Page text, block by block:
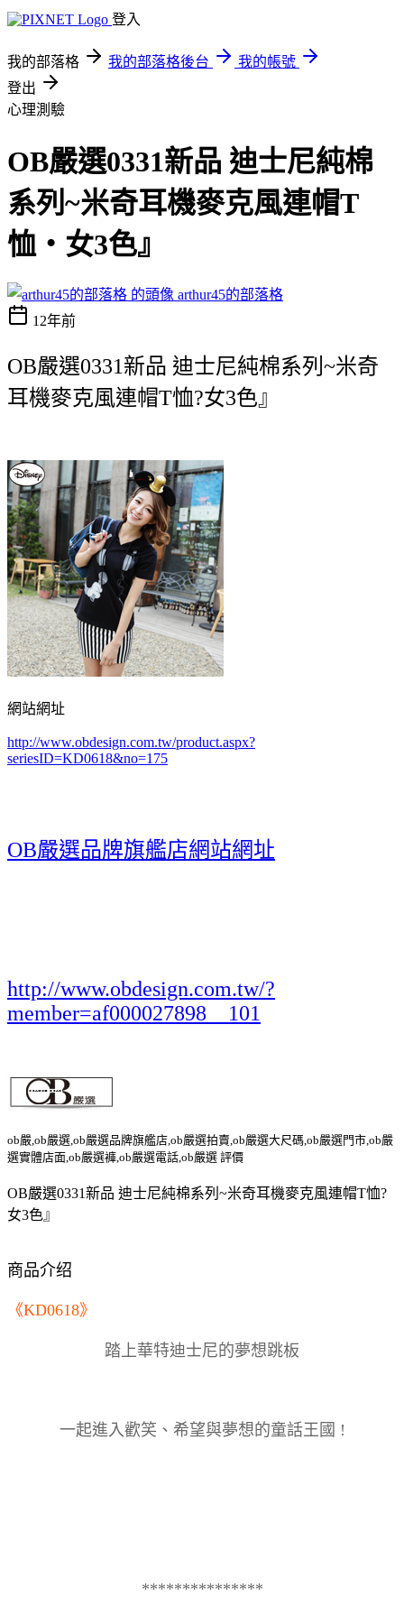
登入
我的部落格 我的部落格後台
我的帳號
登出
心理測驗
OB嚴選0331新品 迪士尼純棉
系列~米奇耳機麥克風連帽T
恤‧女3色』
arthur45的部落格
12年前
OB嚴選0331新品 迪士尼純棉系列~米奇
耳機麥克風連帽T恤?女3色』
網站網址
http://www.obdesign.com.tw/product.aspx?
seriesID=KD0618&no=175
OB嚴選品牌旗艦店網站網址
http://www.obdesign.com.tw/?
member=af000027898__101
ob嚴,ob嚴選,ob嚴選品牌旗艦店,ob嚴選拍賣,ob嚴選大尺碼,ob嚴選門市,ob嚴
選實體店面,ob嚴選褲,ob嚴選電話,ob嚴選 評價
OB嚴選0331新品 迪士尼純棉系列~米奇耳機麥克風連帽T恤?
女3色』
商品介绍
《KD0618》
踏上華特迪士尼的夢想跳板
一起進入歡笑、希望與夢想的童話王國 !
***************